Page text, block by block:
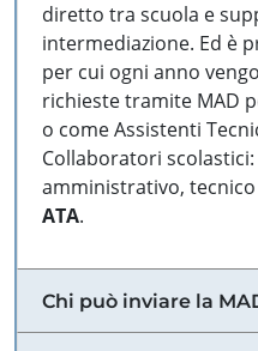
diretto tra scuola e
intermediazione. Ed è
per cui ogni anno
richieste tramite MAD
o come Assistenti
Collaboratori
amministrativo,
ATA.
Chi può inviare la